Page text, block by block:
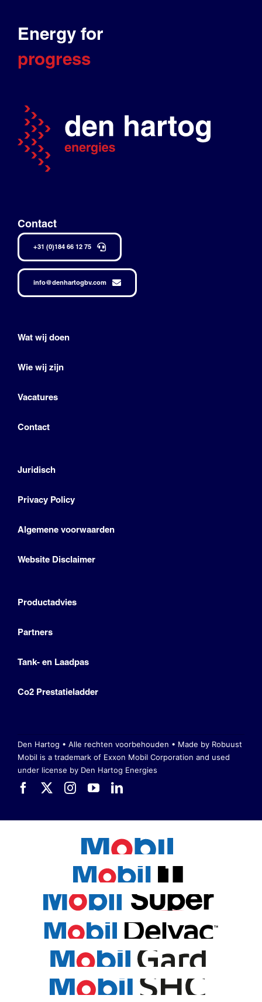
Energy for
progress
Contact
+31 (0)184 66 12 75
info@denhartogbv.com
Wat wij doen
Wie wij zijn
Vacatures
Contact
Juridisch
Privacy Policy
Algemene voorwaarden
Website Disclaimer
Productadvies
Partners
Tank- en Laadpas
Co2 Prestatieladder
Den Hartog • Alle rechten voorbehouden • Made by Robuust
Mobil is a trademark of Exxon Mobil Corporation and used
under license by Den Hartog Energies